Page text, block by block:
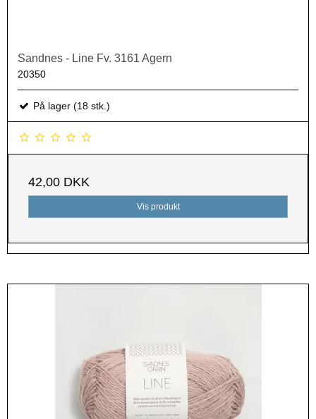
Sandnes - Line Fv. 3161 Agern
20350
På lager (18 stk.)
42,00 DKK
Vis produkt